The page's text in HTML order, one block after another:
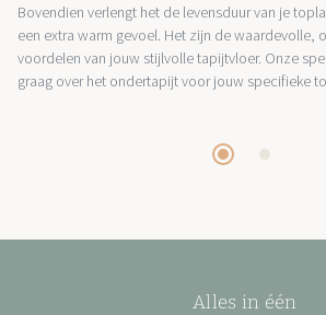
Bovendien verlengt het de levensduur van je
een extra warm gevoel. Het zijn de waardevolle,
voordelen van jouw stijlvolle tapijtvloer. Onze
graag over het ondertapijt voor jouw specifieke
Alles in één